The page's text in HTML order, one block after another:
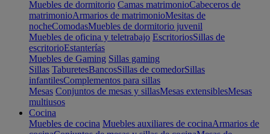
Muebles de dormitorio Camas matrimonioCabeceros de
matrimonioArmarios de matrimonioMesitas de
nocheComodasMuebles de dormitorio juvenil
Muebles de oficina y teletrabajo EscritoriosSillas de
escritorioEstanterías
Muebles de Gaming Sillas gaming
Sillas TaburetesBancosSillas de comedorSillas
infantilesComplementos para sillas
Mesas Conjuntos de mesas y sillasMesas extensiblesMesas
multiusos
Cocina
Muebles de cocina Muebles auxiliares de cocinaArmarios de